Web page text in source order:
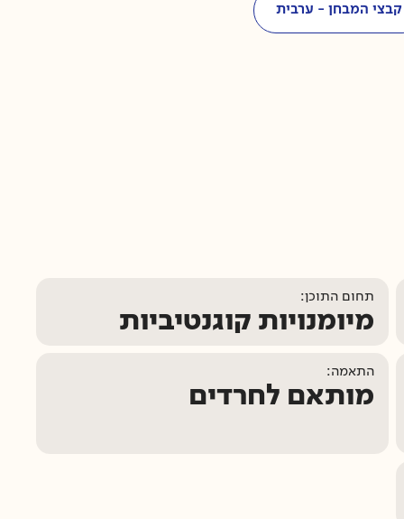
קבצי המבחן - ערבית
תחום התוכן:
מיומנויות קוגנטיביות
התאמה:
מותאם לחרדים